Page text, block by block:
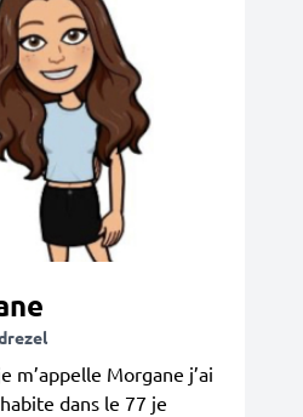
m’appelle Morgane j’ai
dans le 77 je